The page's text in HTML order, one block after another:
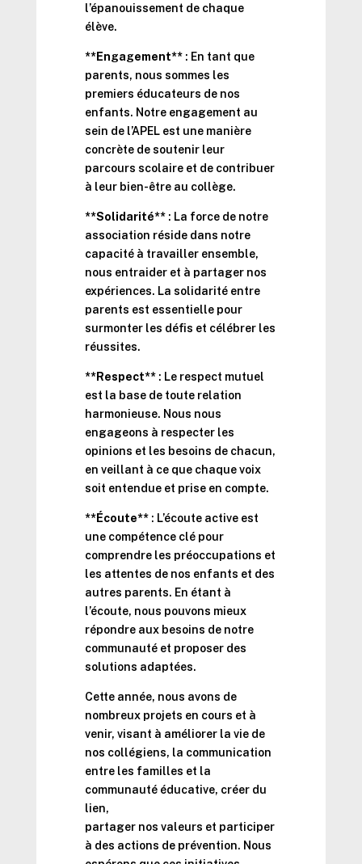
l’épanouissement de chaque
élève.
**Engagement**: En tant que
parents, nous sommes les
premiers éducateurs de nos
enfants. Notre engagement au
sein de l’APEL est une manière
concrète de soutenir leur
parcours scolaire et de contribuer
à leur bien-être au collège.
**Solidarité**: La force de notre
association réside dans notre
capacité à travailler ensemble,
nous entraider et à partager nos
expériences. La solidarité entre
parents est essentielle pour
surmonter les défis et célébrer les
réussites.
**Respect**: Le respect mutuel
est la base de toute relation
harmonieuse. Nous nous
engageons à respecter les
opinions et les besoins de chacun,
en veillant à ce que chaque voix
soit entendue et prise en compte.
**Écoute**: L’écoute active est
une compétence clé pour
comprendre les préoccupations et
les attentes de nos enfants et des
autres parents. En étant à
l’écoute, nous pouvons mieux
répondre aux besoins de notre
communauté et proposer des
solutions adaptées.
Cette année, nous avons de
nombreux projets en cours et à
venir, visant à améliorer la vie de
nos collégiens, la communication
entre les familles et la
communauté éducative, créer du
lien,
partager nos valeurs et participer
à des actions de prévention. Nous